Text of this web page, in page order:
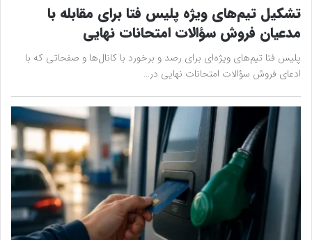
تشکیل تیم‌های ویژه پلیس فتا برای مقابله با
مدعیان فروش سؤالات امتحانات نهایی
پلیس فتا تیم‌های ویژه‌ای برای رصد و برخورد با کانال‌ها و صفحاتی که با
ادعای فروش سؤالات امتحانات نهایی در…